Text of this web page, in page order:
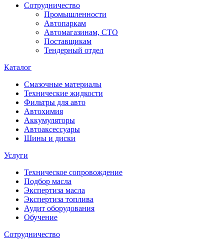
Сотрудничество
Промышленности
Автопаркам
Автомагазинам, СТО
Поставщикам
Тендерный отдел
Каталог
Смазочные материалы
Технические жидкости
Фильтры для авто
Автохимия
Аккумуляторы
Автоаксессуары
Шины и диски
Услуги
Техническое сопровождение
Подбор масла
Экспертиза масла
Экспертиза топлива
Аудит оборудования
Обучение
Сотрудничество